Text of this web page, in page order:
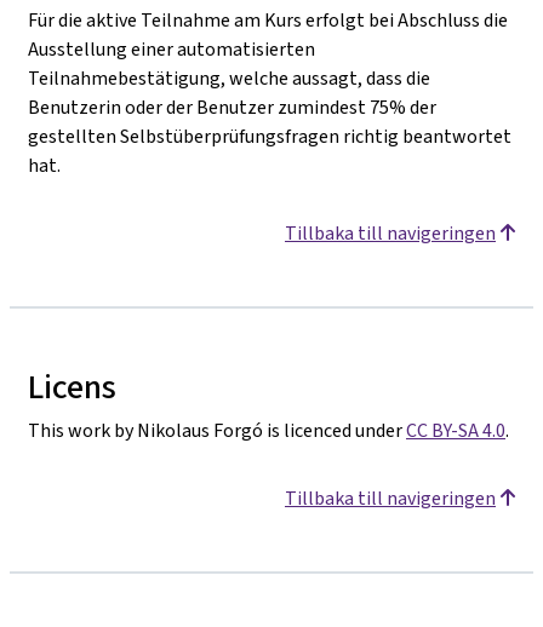
Für die aktive Teilnahme am Kurs erfolgt bei Abschluss die
Ausstellung einer automatisierten
Teilnahmebestätigung, welche aussagt, dass die
Benutzerin oder der Benutzer zumindest 75% der
gestellten Selbstüberprüfungsfragen richtig beantwortet
hat.
Tillbaka till navigeringen
Licens
This work by Nikolaus Forgó is licenced underCC BY-SA 4.0.
Tillbaka till navigeringen